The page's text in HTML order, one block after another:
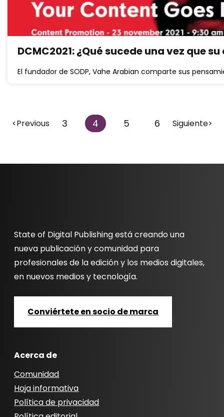
DCMC2021: ¿Qué sucede una vez que
El fundador de SODP, Vahe Arabian comparte sus
<Previous 3 4 5 6 Siguiente>
State of Digital Publishing está creando una
nueva publicación y comunidad para
profesionales de la edición y los medios digitales,
en nuevos medios y tecnología.
Conviértete en socio de marca
Acerca de
Comunidad
Hoja informativa
Política de privacidad